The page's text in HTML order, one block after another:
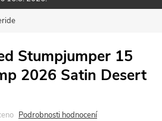
Stumpjumper 15
2026 Satin Desert
Podrobnosti hodnocení